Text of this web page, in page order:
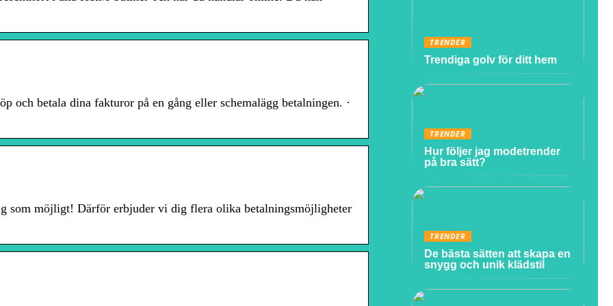
betala dina fakturor på en gång eller schemalägg betalningen. ·
som möjligt! Därför erbjuder vi dig flera olika betalningsmöjligheter
TRENDER
Trendiga golv för ditt hem
TRENDER
Hur följer jag modetrender
på bra sätt?
TRENDER
De bästa sätten att skapa en
snygg och unik klädstil